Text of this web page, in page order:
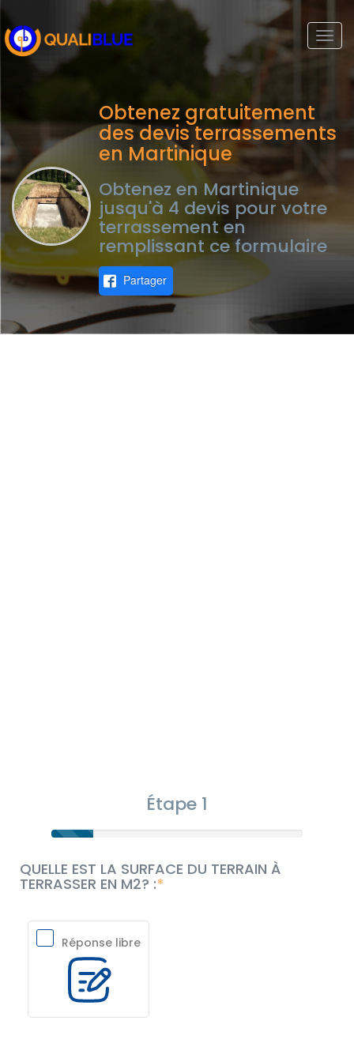
Obtenez gratuitement
des devis terrassements
en Martinique
Obtenez en Martinique
jusqu'à 4 devis pour votre
terrassement en
remplissant ce formulaire
Partager
Étape 1
QUELLE EST LA SURFACE DU TERRAIN À
TERRASSER EN M2? :
Réponse libre